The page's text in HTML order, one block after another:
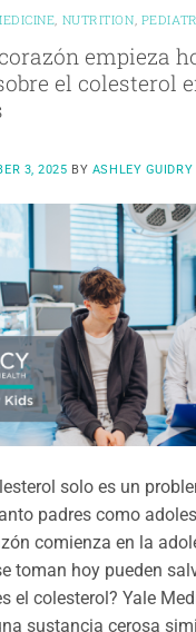
NUTRITION
empieza
el colesterol
3, 2025 BY ASHLEY GUIDRY
solo es un
padres como
comienza en la
toman hoy pueden
el colesterol? Yale
sustancia cerosa